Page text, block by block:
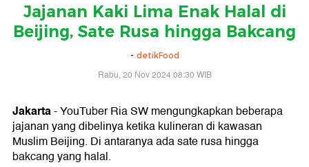
Jajanan Kaki Lima Enak Halal di
Beijing, Sate Rusa hingga Bakcang
- detikFood
Rabu, 20 Nov 2024 08:30 WIB
Jakarta- YouTuber Ria SW mengungkapkan beberapa
jajanan yang dibelinya ketika kulineran di kawasan
Muslim Beijing. Di antaranya ada sate rusa hingga
bakcang yang halal.